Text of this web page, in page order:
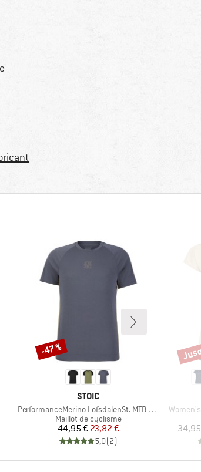
MARQUE
STOIC
Article
PerformanceMerino LofsdalenSt. MTB S/S
Product group
Maillot de cyclisme
Prix
44,95 €Prix réduit
23,82 €
5,0(2)
Remise
-47 %
Article